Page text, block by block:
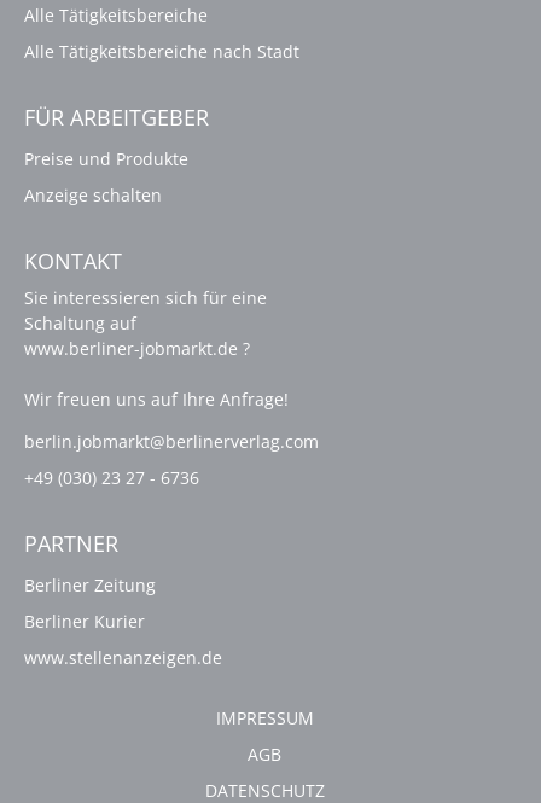
Alle Tätigkeitsbereiche
Alle Tätigkeitsbereiche nach Stadt
FÜR ARBEITGEBER
Preise und Produkte
Anzeige schalten
KONTAKT
Sie interessieren sich für eine
Schaltung auf
www.berliner-jobmarkt.de ?
Wir freuen uns auf Ihre Anfrage!
berlin.jobmarkt@berlinerverlag.com
+49 (030) 23 27 - 6736
PARTNER
Berliner Zeitung
Berliner Kurier
www.stellenanzeigen.de
IMPRESSUM
AGB
DATENSCHUTZ